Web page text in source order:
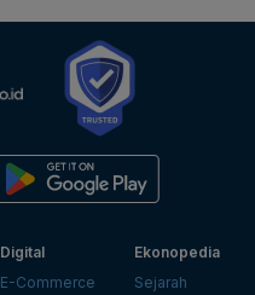
Digital
E-Commerce
Ekonopedia
Sejarah